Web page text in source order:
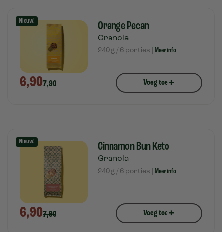
Nieuw! Orange Pecan
Granola
240 g / 6 porties | Meer info
6,907,90 Voeg toe+
Nieuw! Cinnamon Bun Keto
Granola
240 g / 6 porties | Meer info
6,907,90 Voeg toe+